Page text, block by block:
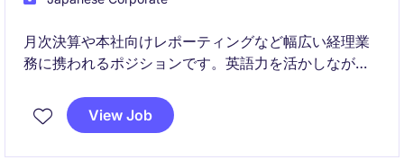
月次決算や本社向けレポーティングなど幅広い経理業
務に携われるポジションです。英語力を活かしなが
ャリアアップを目指せます。
View Job